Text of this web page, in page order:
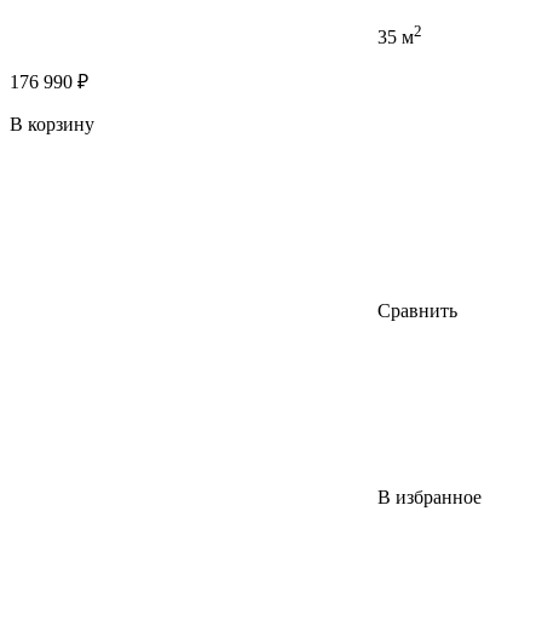
35 м2
176 990 ₽
В корзину
Сравнить
В избранное